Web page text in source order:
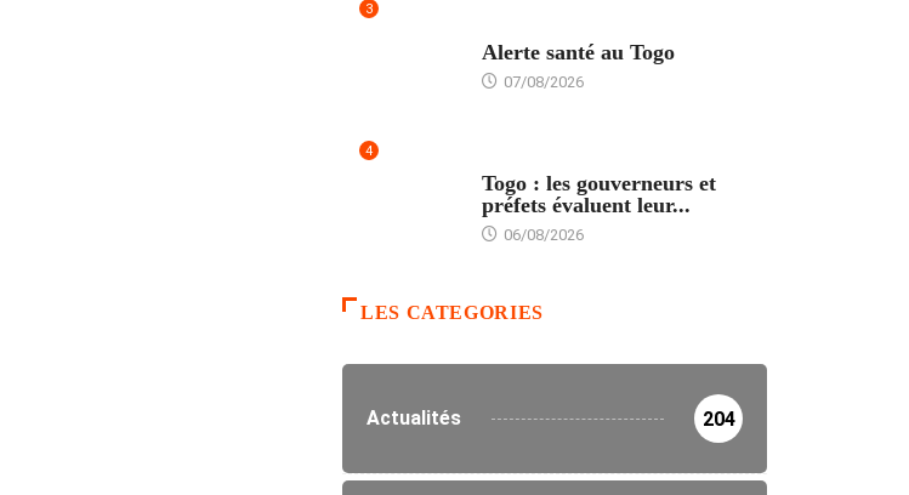
3
Alerte santé au Togo
07/08/2026
4
Togo : les gouverneurs et
préfets évaluent leur...
06/08/2026
LES CATEGORIES
Actualités 204